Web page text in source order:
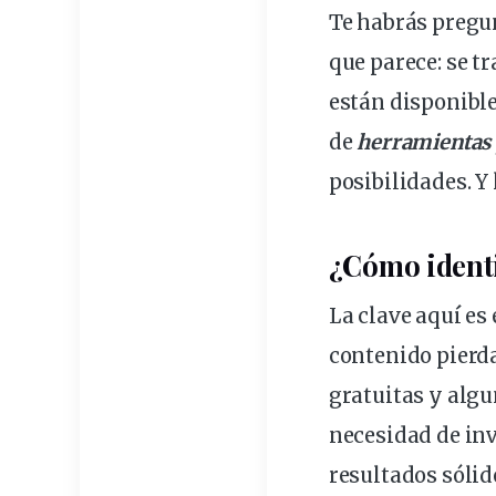
Te habrás
que parece: se
están
de
posibilidades.
¿Cómo
La clave aquí
contenido
gratuitas y
necesidad de
resultados